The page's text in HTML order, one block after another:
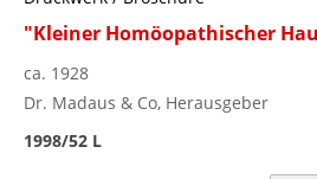
"Kleiner Homöopathischer
ca. 1928
Dr. Madaus & Co, Herausgeber
1998/52 L